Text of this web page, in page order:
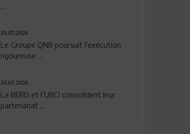
...
29.07.2026
Le Groupe QNB poursuit l’exécution
rigoureuse ...
24.07.2026
La BERD et l’UBCI consolident leur
partenariat ...